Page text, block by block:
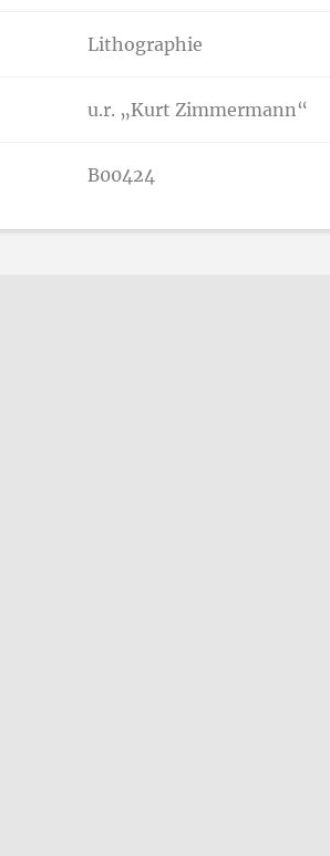
Lithographie
u.r. „Kurt Zimmermann“
B00424